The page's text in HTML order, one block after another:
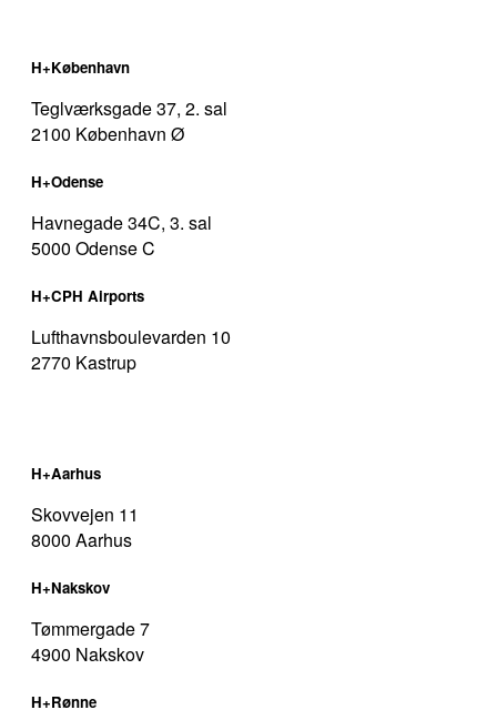
H+København
Teglværksgade 37, 2. sal
2100 København Ø
H+Odense
Havnegade 34C, 3. sal
5000 Odense C
H+CPH Airports
Lufthavnsboulevarden 10
2770 Kastrup
H+Aarhus
Skovvejen 11
8000 Aarhus
H+Nakskov
Tømmergade 7
4900 Nakskov
H+Rønne